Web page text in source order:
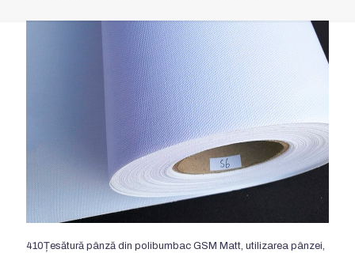
410Țesătură pânză din polibumbac GSM Matt, utilizarea pânzei,